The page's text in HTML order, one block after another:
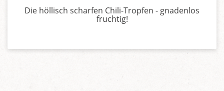
Die höllisch scharfen Chili-Tropfen - gnadenlos
fruchtig!